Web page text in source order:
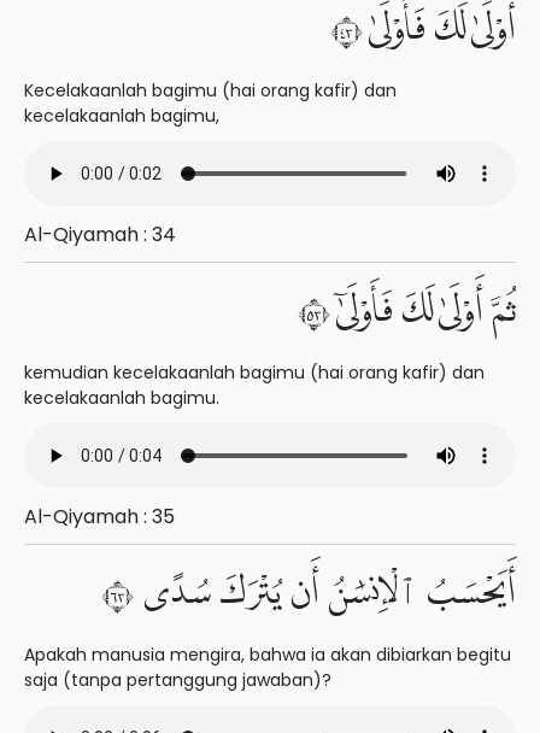
أَوْلَىٰ لَكَ فَأَوْلَىٰ ٣٤
Kecelakaanlah bagimu (hai orang kafir) dan
kecelakaanlah bagimu,
Al-Qiyamah : 34
ثُمَّ أَوْلَىٰ لَكَ فَأَوْلَىٰٓ ٣٥
kemudian kecelakaanlah bagimu (hai orang kafir) dan
kecelakaanlah bagimu.
Al-Qiyamah : 35
أَيَحْسَبُ ٱلْإِنسَٰنُ أَن يُتْرَكَ سُدًى ٣٦
Apakah manusia mengira, bahwa ia akan dibiarkan begitu
saja (tanpa pertanggung jawaban)?